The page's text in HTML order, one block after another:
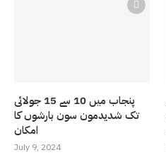
پنجاب میں 10 سے 15 جولائی
تک شدیدمون سون بارشوں کا
امکان
July 9, 2024